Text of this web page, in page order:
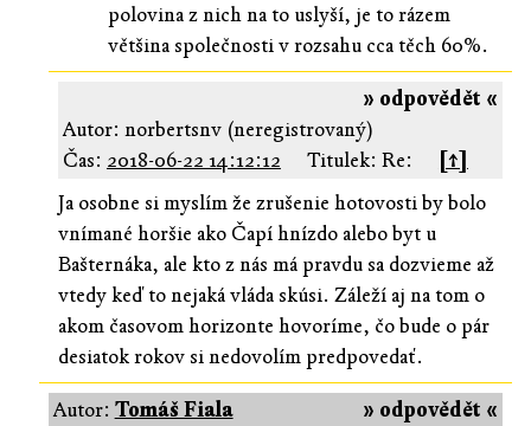
polovina z nich na to uslyší, je to rázem
většina společnosti v rozsahu cca těch 60%.
» odpovědět «
Autor: norbertsnv (neregistrovaný)
Čas: 2018-06-22 14:12:12 Titulek: Re:
[↑]
Ja osobne si myslím že zrušenie hotovosti by bolo
vnímané horšie ako Čapí hnízdo alebo byt u
Bašternáka, ale kto z nás má pravdu sa dozvieme až
vtedy keď to nejaká vláda skúsi. Záleží aj na tom o
akom časovom horizonte hovoríme, čo bude o pár
desiatok rokov si nedovolím predpovedať.
» odpovědět «
Autor: Tomáš Fiala